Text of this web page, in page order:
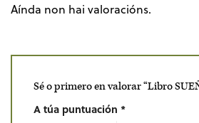
Aínda non hai valoracións.
Sé o primero en valorar “Libro
A túa puntuación *